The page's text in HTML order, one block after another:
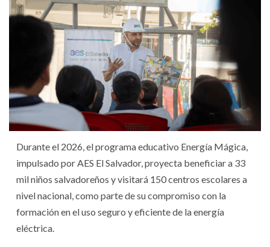
Durante el 2026, el programa educativo Energía Mágica,
impulsado por AES El Salvador, proyecta beneficiar a 33
mil niños salvadoreños y visitará 150 centros escolares a
nivel nacional, como parte de su compromiso con la
formación en el uso seguro y eficiente de la energía
eléctrica.